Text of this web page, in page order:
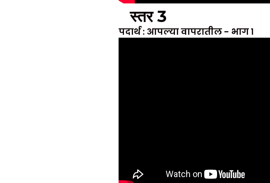
स्तर 3
पदार्थ : आपल्या वापरातील - भाग १